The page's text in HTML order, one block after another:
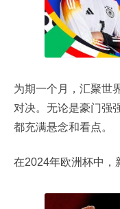
为期一个月，汇聚世
对决。无论是豪门强
都充满悬念和看点。
在2024年欧洲杯中，